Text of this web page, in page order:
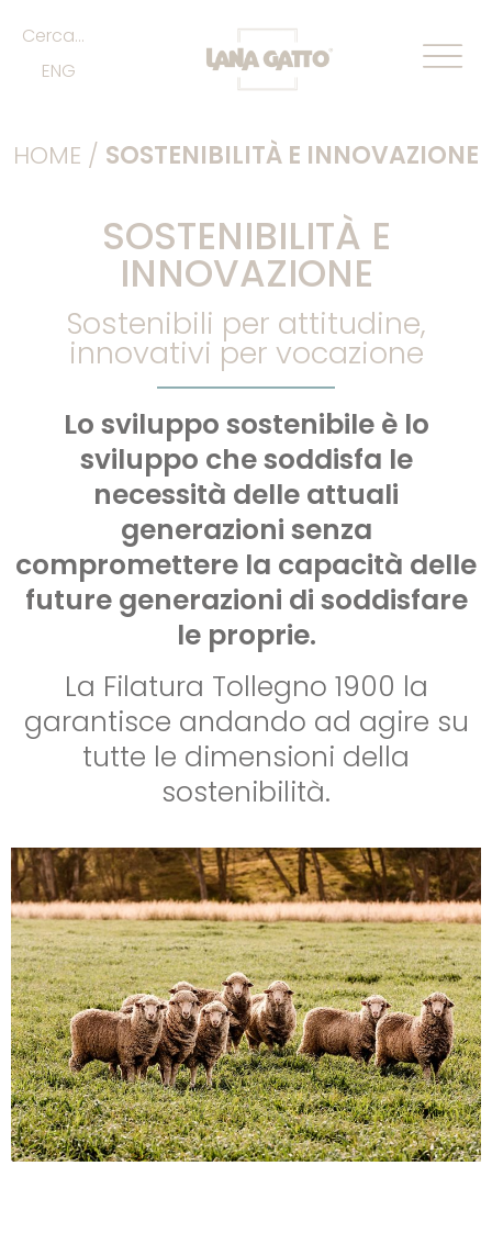
Cerca...
ENG
HOME / SOSTENIBILITÀ E INNOVAZIONE
SOSTENIBILITÀ E
INNOVAZIONE
Sostenibili per attitudine,
innovativi per vocazione
Lo sviluppo sostenibile è lo
sviluppo che soddisfa le
necessità delle attuali
generazioni senza
compromettere la capacità delle
future generazioni di soddisfare
le proprie.
La Filatura Tollegno 1900 la
garantisce andando ad agire su
tutte le dimensioni della
sostenibilità.